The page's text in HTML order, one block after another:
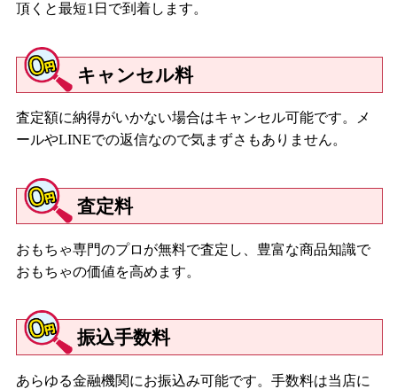
頂くと最短1日で到着します。
キャンセル料
査定額に納得がいかない場合はキャンセル可能です。メ
ールやLINEでの返信なので気まずさもありません。
査定料
おもちゃ専門のプロが無料で査定し、豊富な商品知識で
おもちゃの価値を高めます。
振込手数料
あらゆる金融機関にお振込み可能です。手数料は当店に